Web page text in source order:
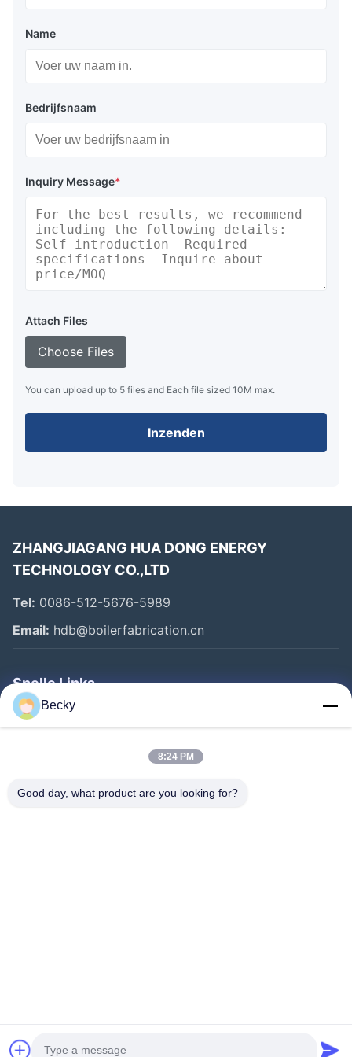
Name
Bedrijfsnaam
Inquiry Message*
Attach Files
Choose Files
You can upload up to 5 files and Each file sized 10M max.
Inzenden
ZHANGJIAGANG HUA DONG ENERGY
TECHNOLOGY CO.,LTD
Tel: 0086-512-5676-5989
Email: hdb@boilerfabrication.cn
Snelle Links
Huis
Fabrieksreis
©2020- ZHANGJIAGANG HUA DONG ENERGY TECHNOLOGY CO.,LTD.
Alle rechten voorbehouden
Becky
8:24 PM
Good day, what product are you looking for?